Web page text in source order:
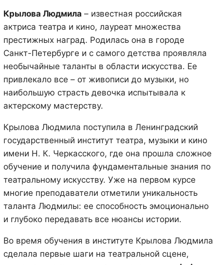
Крылова Людмила – известная российская
актриса театра и кино, лауреат множества
престижных наград. Родилась она в городе
Санкт-Петербурге и с самого детства проявляла
необычайные таланты в области искусства. Ее
привлекало все – от живописи до музыки, но
наибольшую страсть девочка испытывала к
актерскому мастерству.
Крылова Людмила поступила в Ленинградский
государственный институт театра, музыки и кино
имени Н. К. Черкасского, где она прошла сложное
обучение и получила фундаментальные знания по
театральному искусству. Уже на первом курсе
многие преподаватели отметили уникальность
таланта Людмилы: ее способность эмоционально
и глубоко передавать все нюансы истории.
Во время обучения в институте Крылова Людмила
сделала первые шаги на театральной сцене,